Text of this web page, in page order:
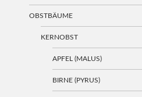
OBSTBÄUME
KERNOBST
APFEL (MALUS)
BIRNE (PYRUS)